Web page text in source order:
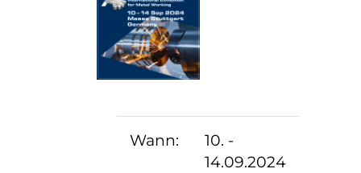
Wann:
10. -
14.09.2024